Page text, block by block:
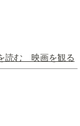
読む 映画を観る